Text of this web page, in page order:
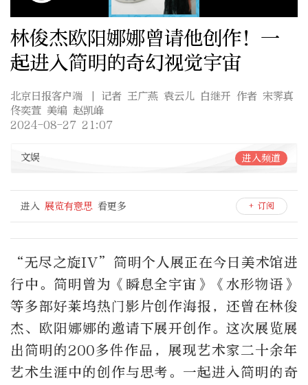
林俊杰欧阳娜娜曾请他创作！一
起进入简明的奇幻视觉宇宙
北京日报客户端
| 记者 王广燕 袁云儿 白继开 作者 宋霁真
佟奕萱 美编 赵凯峰
2024-08-27 21:07
文娱 进入频道
进入 展览有意思 看更多 + 订阅
“无尽之旋IV”简明个人展正在今日美术馆进
行中。简明曾为《瞬息全宇宙》《水形物语》
等多部好莱坞热门影片创作海报，还曾在林俊
杰、欧阳娜娜的邀请下展开创作。这次展览展
出简明的200多件作品，展现艺术家二十余年
艺术生涯中的创作与思考。一起进入简明的奇